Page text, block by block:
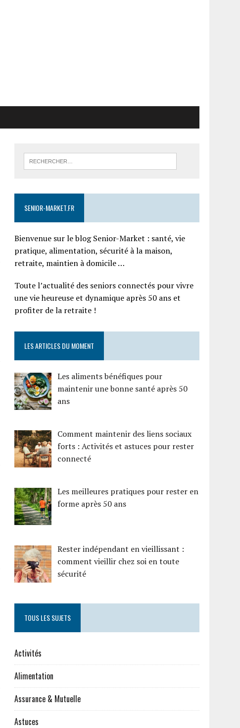
SENIOR-MARKET.FR
Bienvenue sur le blog Senior-Market : santé, vie
pratique, alimentation, sécurité à la maison,
retraite, maintien à domicile …
Toute l’actualité des seniors connectés pour vivre
une vie heureuse et dynamique après 50 ans et
profiter de la retraite !
LES ARTICLES DU MOMENT
Les aliments bénéfiques pour
maintenir une bonne santé après 50
ans
Comment maintenir des liens sociaux
forts : Activités et astuces pour rester
connecté
Les meilleures pratiques pour rester en
forme après 50 ans
Rester indépendant en vieillissant :
comment vieillir chez soi en toute
sécurité
TOUS LES SUJETS
Activités
Alimentation
Assurance & Mutuelle
Astuces